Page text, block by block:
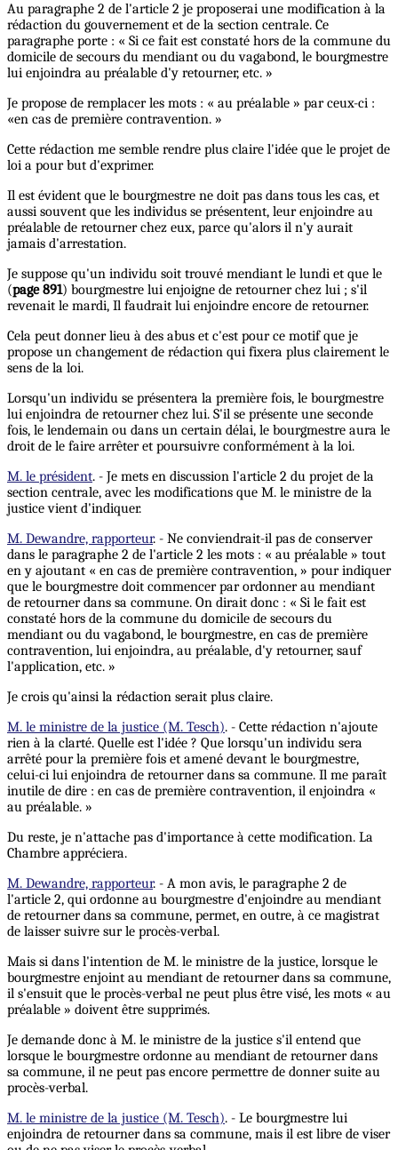
Au paragraphe 2 de l'article 2 je proposerai une modification à la
rédaction du gouvernement et de la section centrale. Ce
paragraphe porte : « Si ce fait est constaté hors de la commune du
domicile de secours du mendiant ou du vagabond, le bourgmestre
lui enjoindra au préalable d'y retourner, etc. »
Je propose de remplacer les mots : « au préalable » par ceux-ci :
«en cas de première contravention. »
Cette rédaction me semble rendre plus claire l'idée que le projet de
loi a pour but d'exprimer.
Il est évident que le bourgmestre ne doit pas dans tous les cas, et
aussi souvent que les individus se présentent, leur enjoindre au
préalable de retourner chez eux, parce qu'alors il n'y aurait
jamais d'arrestation.
Je suppose qu'un individu soit trouvé mendiant le lundi et que le
(page 891) bourgmestre lui enjoigne de retourner chez lui ; s'il
revenait le mardi, Il faudrait lui enjoindre encore de retourner.
Cela peut donner lieu à des abus et c'est pour ce motif que je
propose un changement de rédaction qui fixera plus clairement le
sens de la loi.
Lorsqu'un individu se présentera la première fois, le bourgmestre
lui enjoindra de retourner chez lui. S'il se présente une seconde
fois, le lendemain ou dans un certain délai, le bourgmestre aura le
droit de le faire arrêter et poursuivre conformément à la loi.
M. le président. - Je mets en discussion l'article 2 du projet de la
section centrale, avec les modifications que M. le ministre de la
justice vient d'indiquer.
M. Dewandre, rapporteur. - Ne conviendrait-il pas de conserver
dans le paragraphe 2 de l'article 2 les mots : « au préalable » tout
en y ajoutant « en cas de première contravention, » pour indiquer
que le bourgmestre doit commencer par ordonner au mendiant
de retourner dans sa commune. On dirait donc : « Si le fait est
constaté hors de la commune du domicile de secours du
mendiant ou du vagabond, le bourgmestre, en cas de première
contravention, lui enjoindra, au préalable, d'y retourner, sauf
l'application, etc. »
Je crois qu'ainsi la rédaction serait plus claire.
M. le ministre de la justice (M. Tesch). - Cette rédaction n'ajoute
rien à la clarté. Quelle est l'idée ? Que lorsqu'un individu sera
arrêté pour la première fois et amené devant le bourgmestre,
celui-ci lui enjoindra de retourner dans sa commune. Il me paraît
inutile de dire : en cas de première contravention, il enjoindra «
au préalable. »
Du reste, je n'attache pas d'importance à cette modification. La
Chambre appréciera.
M. Dewandre, rapporteur. - A mon avis, le paragraphe 2 de
l'article 2, qui ordonne au bourgmestre d'enjoindre au mendiant
de retourner dans sa commune, permet, en outre, à ce magistrat
de laisser suivre sur le procès-verbal.
Mais si dans l'intention de M. le ministre de la justice, lorsque le
bourgmestre enjoint au mendiant de retourner dans sa commune,
il s'ensuit que le procès-verbal ne peut plus être visé, les mots « au
préalable » doivent être supprimés.
Je demande donc à M. le ministre de la justice s'il entend que
lorsque le bourgmestre ordonne au mendiant de retourner dans
sa commune, il ne peut pas encore permettre de donner suite au
procès-verbal.
M. le ministre de la justice (M. Tesch). - Le bourgmestre lui
enjoindra de retourner dans sa commune, mais il est libre de viser